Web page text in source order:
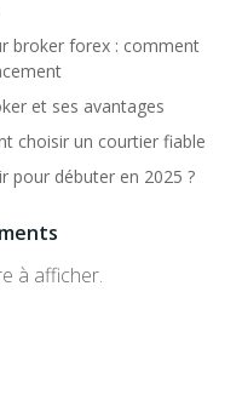
broker forex : comment
et ses avantages
choisir un courtier fiable
pour débuter en 2025 ?
à afficher.